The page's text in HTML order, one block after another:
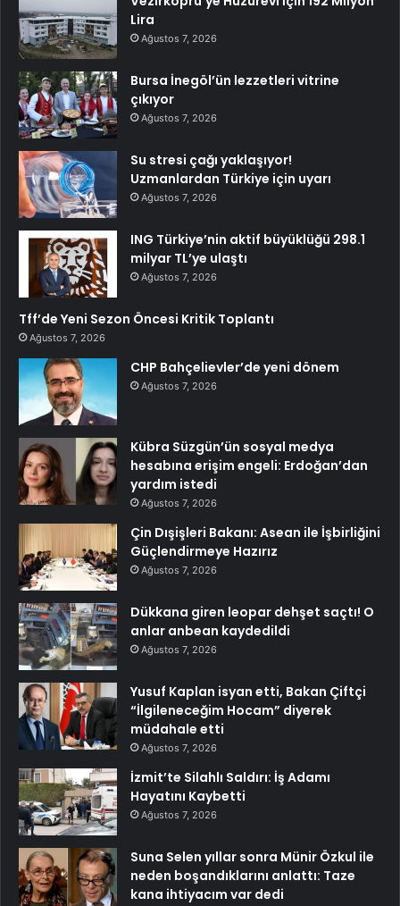
Lira
Ağustos 7, 2026
Bursa İnegöl’ün lezzetleri vitrine
çıkıyor
Ağustos 7, 2026
Su stresi çağı yaklaşıyor!
Uzmanlardan Türkiye için uyarı
Ağustos 7, 2026
ING Türkiye’nin aktif büyüklüğü 298.1
milyar TL’ye ulaştı
Ağustos 7, 2026
Tff’de Yeni Sezon Öncesi Kritik Toplantı
Ağustos 7, 2026
CHP Bahçelievler’de yeni dönem
Ağustos 7, 2026
Kübra Süzgün’ün sosyal medya
hesabına erişim engeli: Erdoğan’dan
yardım istedi
Ağustos 7, 2026
Çin Dışişleri Bakanı: Asean ile İşbirliğini
Güçlendirmeye Hazırız
Ağustos 7, 2026
Dükkana giren leopar dehşet saçtı! O
anlar anbean kaydedildi
Ağustos 7, 2026
Yusuf Kaplan isyan etti, Bakan Çiftçi
“İlgileneceğim Hocam” diyerek
müdahale etti
Ağustos 7, 2026
İzmit’te Silahlı Saldırı: İş Adamı
Hayatını Kaybetti
Ağustos 7, 2026
Suna Selen yıllar sonra Münir Özkul ile
neden boşandıklarını anlattı: Taze
kana ihtiyacım var dedi